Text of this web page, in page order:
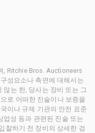
, Ritchie Bros. Auctioneers
성요소나 측면에 대해서는
는 한, 당사는 장비 또는 그
로 어떠한 진술이나 보증을
이나 규제 기관의 안전 표준
업성 등과 관련된 진술 또는
찰하기 전 장비의 상세한 검